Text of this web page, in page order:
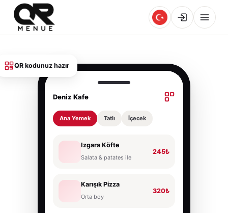
QR kodunuz hazır
Deniz Kafe
Ana Yemek Tatlı İçecek
Izgara Köfte
Salata & patates ile
245₺
Karışık Pizza
Orta boy
320₺